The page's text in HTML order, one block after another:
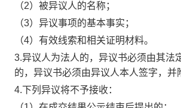
（2）被异议人的名称；
（3）异议事项的基本事实；
（4）有效线索和相关证明材料。
3.异议人为法人的，异议书必须由其法
的，异议书必须由异议人本人签字，
4.下列异议将不予接收：